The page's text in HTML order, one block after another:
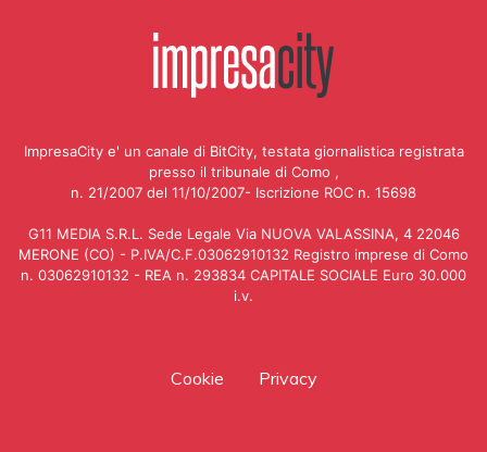
ImpresaCity e' un canale di BitCity, testata giornalistica registrata
presso il tribunale di Como ,
n. 21/2007 del 11/10/2007- Iscrizione ROC n. 15698
G11 MEDIA S.R.L. Sede Legale Via NUOVA VALASSINA, 4 22046
MERONE (CO) - P.IVA/C.F.03062910132 Registro imprese di Como
n. 03062910132 - REA n. 293834 CAPITALE SOCIALE Euro 30.000
i.v.
Cookie Privacy